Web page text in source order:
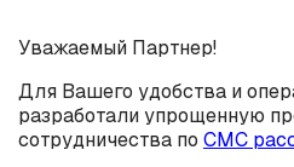
Уважаемый Партнер!
Для Вашего удобства и
разработали упрощенную
сотрудничества по СМС